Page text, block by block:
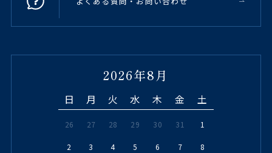
2026年8月
日 月 火 水 木 金 土
26 27 28 29 30 31 1
2 3 4 5 6 7 8